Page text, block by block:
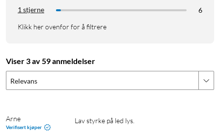
1 stjerne
6
Klikk her ovenfor for å filtrere
Viser 3 av 59 anmeldelser
Relevans
Arne
Verifisert kjøper
Lav styrke på led lys.